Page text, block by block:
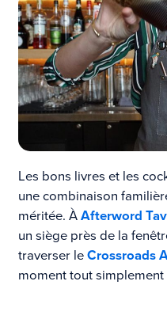
Les bons livres et les
une combinaison
méritée. ÀAfterword
un siège près de la
traverser leCrossroads
moment tout